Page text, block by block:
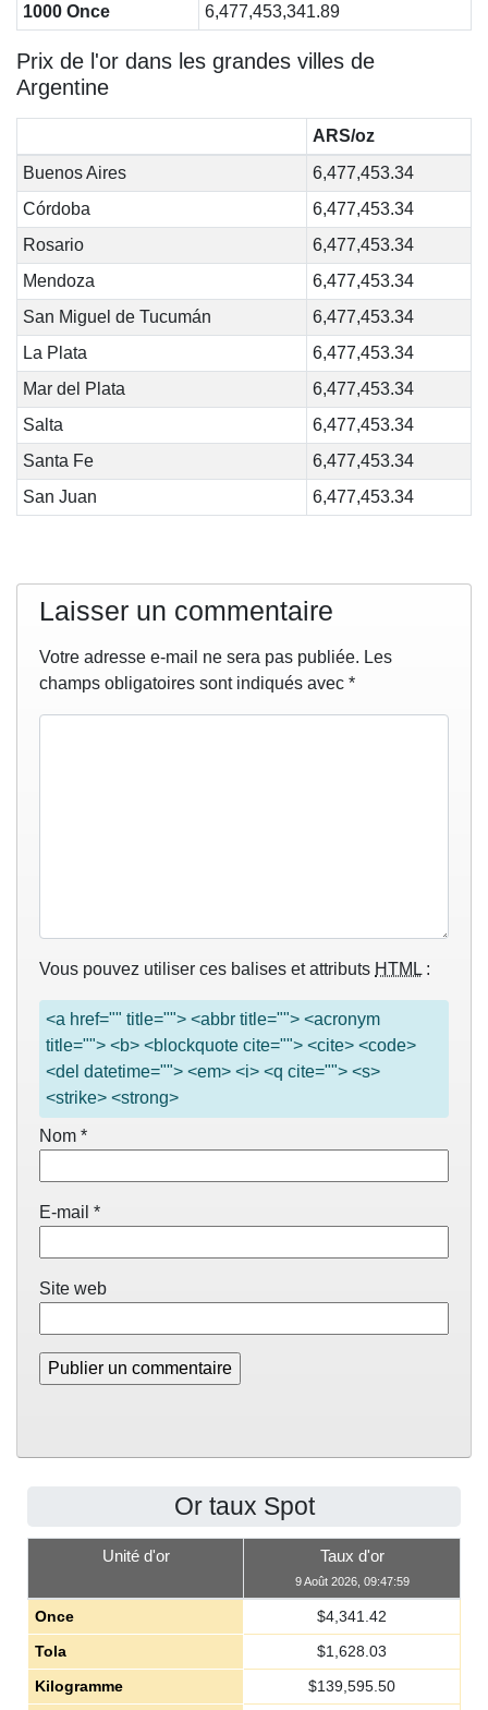
1000 Once
6,477,453,341.89
Prix de l'or dans les grandes villes de
Argentine
ARS/oz
Buenos Aires
6,477,453.34
Córdoba
6,477,453.34
Rosario
6,477,453.34
Mendoza
6,477,453.34
San Miguel de Tucumán
6,477,453.34
La Plata
6,477,453.34
Mar del Plata
6,477,453.34
Salta
6,477,453.34
Santa Fe
6,477,453.34
San Juan
6,477,453.34
Laisser un commentaire
Votre adresse e-mail ne sera pas publiée. Les
champs obligatoires sont indiqués avec *
Vous pouvez utiliser ces balises et attributs HTML :
<a href="" title=""> <abbr title=""> <acronym
title=""> <b> <blockquote cite=""> <cite> <code>
<del datetime=""> <em> <i> <q cite=""> <s>
<strike> <strong>
Nom *
E-mail *
Site web
Or taux Spot
Unité d'or Taux d'or
9 Août 2026, 09:47:59
Once $4,341.42
Tola
$1,628.03
Kilogramme
$139,595.50